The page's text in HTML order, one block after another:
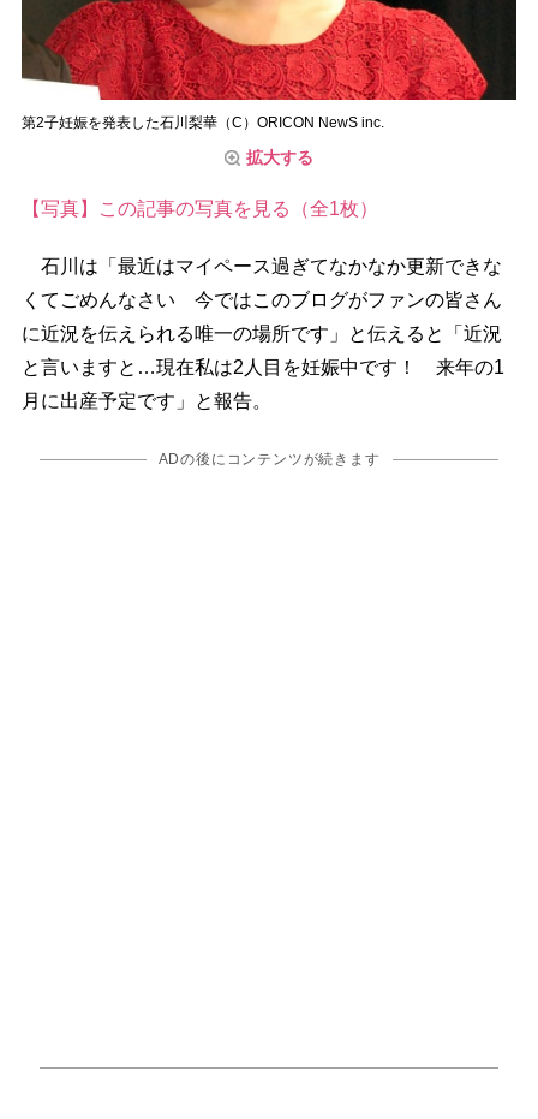
第2子妊娠を発表した石川梨華（C）ORICON NewS inc.
拡大する
【写真】この記事の写真を見る（全1枚）
石川は「最近はマイペース過ぎてなかなか更新できな
くてごめんなさい 今ではこのブログがファンの皆さん
に近況を伝えられる唯一の場所です」と伝えると「近況
と言いますと…現在私は2人目を妊娠中です！ 来年の1
月に出産予定です」と報告。
ADの後にコンテンツが続きます